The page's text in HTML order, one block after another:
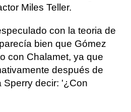
Miles Teller.
con la teoria de
bien que Gómez
con Chalamet, ya que
después de
decir: '¿Con